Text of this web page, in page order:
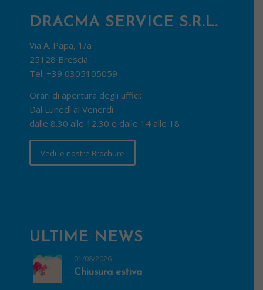
DRACMA SERVICE S.R.L.
Via A. Papa, 1/a
25128 Brescia
Tel. +39 0305105059
Orari di apertura degli uffici:
Dal Lunedì al Venerdì
dalle 8.30 alle 12.30 e dalle 14 alle 18
Vedi le nostre Brochure
ULTIME NEWS
01/08/2026
Chiusura estiva